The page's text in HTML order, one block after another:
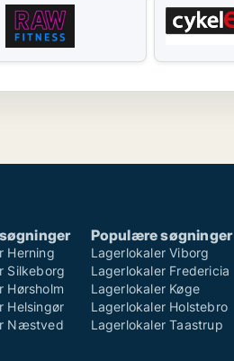
Herning
Silkeborg
Hørsholm
Helsingør
Næstved
Populære søgninger
Lagerlokaler Viborg
Lagerlokaler Fredericia
Lagerlokaler Køge
Lagerlokaler Holstebro
Lagerlokaler Taastrup